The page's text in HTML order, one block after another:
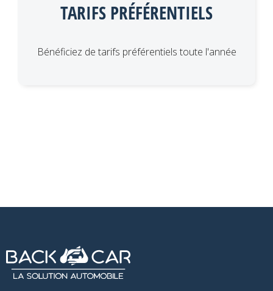
TARIFS PRÉFÉRENTIELS
Bénéficiez de tarifs préférentiels toute l'année